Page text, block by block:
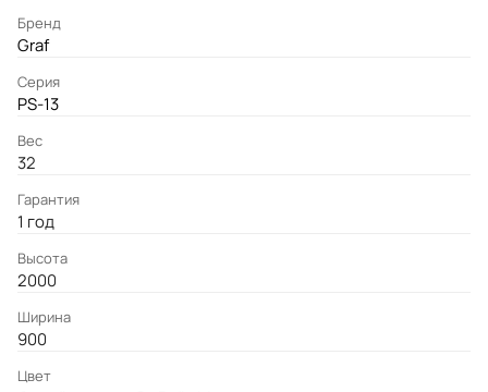
Бренд
Graf
Серия
PS-13
Вес
32
Гарантия
1 год
Высота
2000
Ширина
900
Цвет